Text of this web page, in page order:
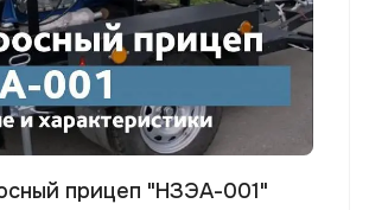
прицеп "НЗЭА-001"